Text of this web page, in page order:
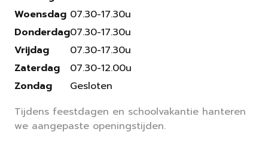
Woensdag
Donderdag
Vrijdag
Zaterdag
Zondag
07.30-17.30u
07.30-17.30u
07.30-17.30u
07.30-12.00u
Gesloten
Tijdens feestdagen en schoolvakantie hanteren
we aangepaste openingstijden.